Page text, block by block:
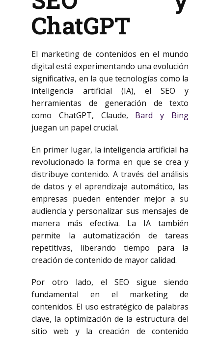
ChatGPT
El marketing de contenidos en el mundo
digital está experimentando una evolución
significativa, en la que tecnologías como la
inteligencia artificial (IA), el SEO y
herramientas de generación de texto
como ChatGPT, Claude, Bard y Bing
juegan un papel crucial.
En primer lugar, la inteligencia artificial ha
revolucionado la forma en que se crea y
distribuye contenido. A través del análisis
de datos y el aprendizaje automático, las
empresas pueden entender mejor a su
audiencia y personalizar sus mensajes de
manera más efectiva. La IA también
permite la automatización de tareas
repetitivas, liberando tiempo para la
creación de contenido de mayor calidad.
Por otro lado, el SEO sigue siendo
fundamental en el marketing de
contenidos. El uso estratégico de palabras
clave, la optimización de la estructura del
sitio web y la creación de contenido